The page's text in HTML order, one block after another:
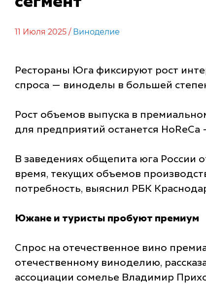
11 Июля 2025 / Виноделие
Рестораны Юга фиксируют рост
спроса — виноделы в большей
Рост объемов выпуска в
для предприятий останется
В заведениях общепита юга России
время, текущих объемов
потребность, выяснил РБК
Южане и туристы пробуют премиум
Спрос на отечественное вино
отечественному виноделию,
ассоциации сомелье Владимир